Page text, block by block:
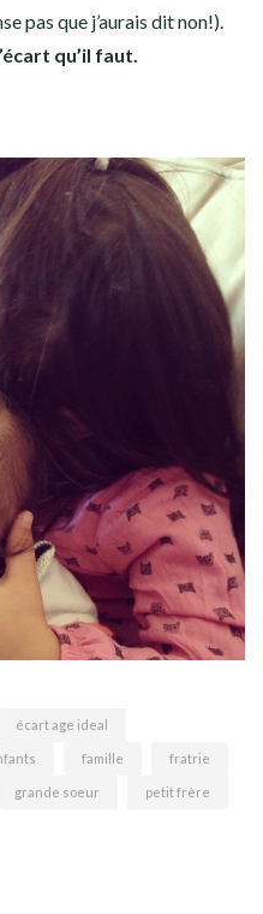
pas que j’aurais dit non!).
qu’il faut.
écart age ideal
famille fratrie
grande soeur petit frère